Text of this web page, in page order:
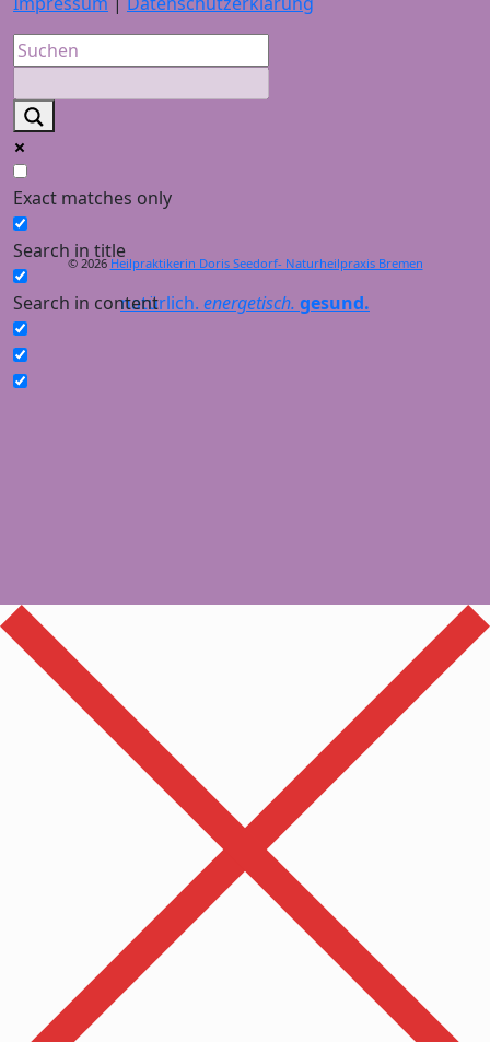
Exact matches only
Search in title
Search in content
© 2026 Heilpraktikerin Doris Seedorf- Naturheilpraxis Bremen
natürlich. energetisch. gesund.